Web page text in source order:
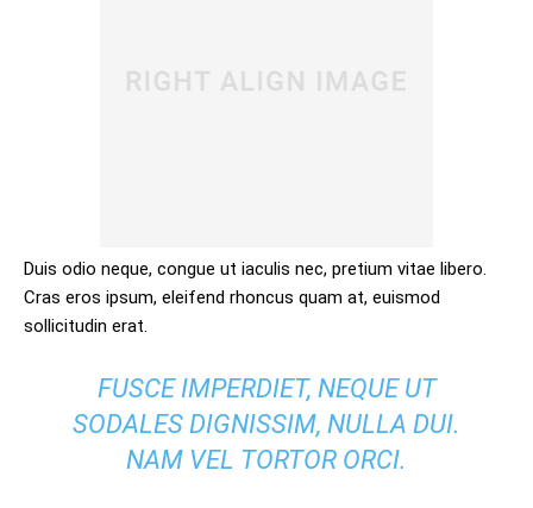
Duis odio neque, congue ut iaculis nec, pretium vitae libero.
Cras eros ipsum, eleifend rhoncus quam at, euismod
sollicitudin erat.
FUSCE IMPERDIET, NEQUE UT
SODALES DIGNISSIM, NULLA DUI.
NAM VEL TORTOR ORCI.